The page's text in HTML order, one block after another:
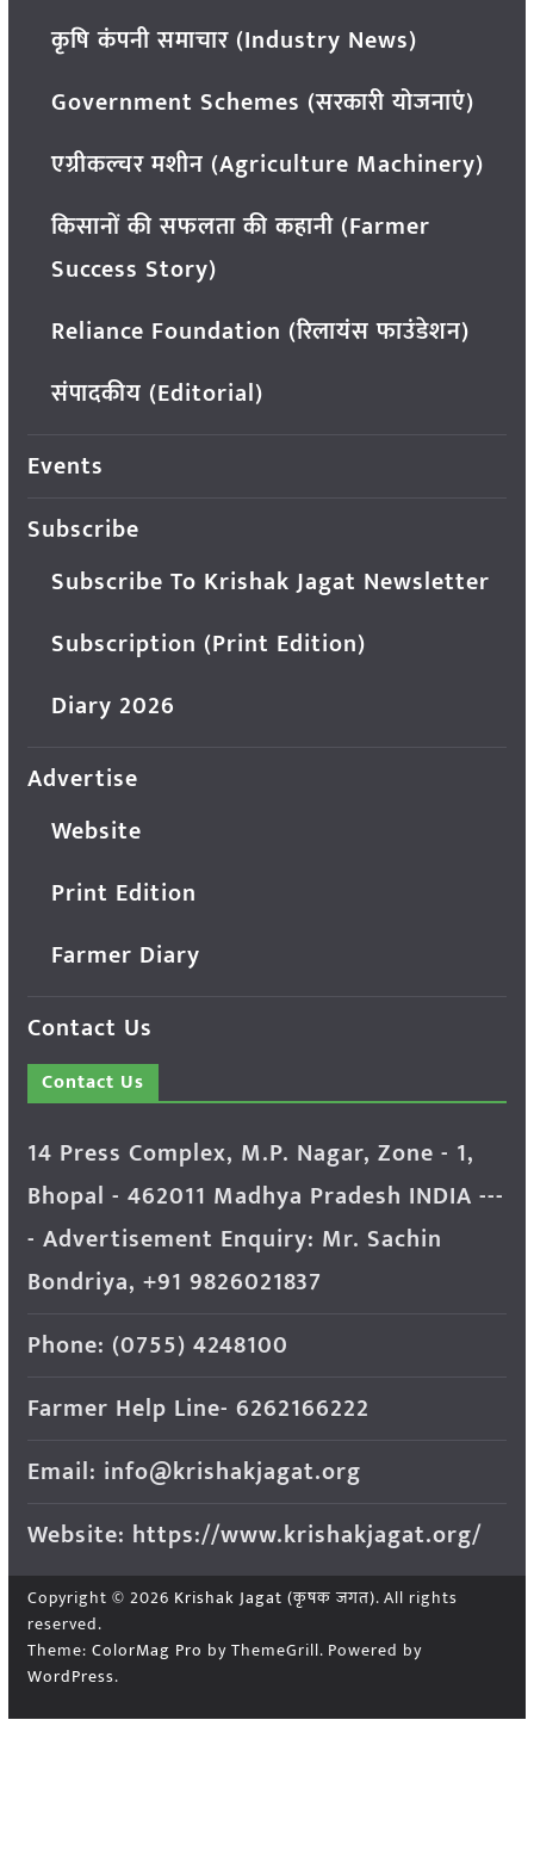
कृषि कंपनी समाचार (Industry News)
Government Schemes (सरकारी योजनाएं)
एग्रीकल्चर मशीन (Agriculture Machinery)
किसानों की सफलता की कहानी (Farmer
Success Story)
Reliance Foundation (रिलायंस फाउंडेशन)
संपादकीय (Editorial)
Events
Subscribe
Subscribe To Krishak Jagat Newsletter
Subscription (Print Edition)
Diary 2026
Advertise
Website
Print Edition
Farmer Diary
Contact Us
Contact Us
14 Press Complex, M.P. Nagar, Zone - 1,
Bhopal - 462011 Madhya Pradesh INDIA ---
- Advertisement Enquiry: Mr. Sachin
Bondriya, +91 9826021837
Phone: (0755) 4248100
Farmer Help Line- 6262166222
Email: info@krishakjagat.org
Website: https://www.krishakjagat.org/
Copyright © 2026 Krishak Jagat (कृषक जगत). All rights
reserved.
Theme: ColorMag Pro by ThemeGrill. Powered by
WordPress.